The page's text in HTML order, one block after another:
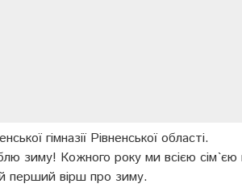
гімназії Рівненської області.
зиму! Кожного року ми всією сім`єю
перший вірш про зиму.